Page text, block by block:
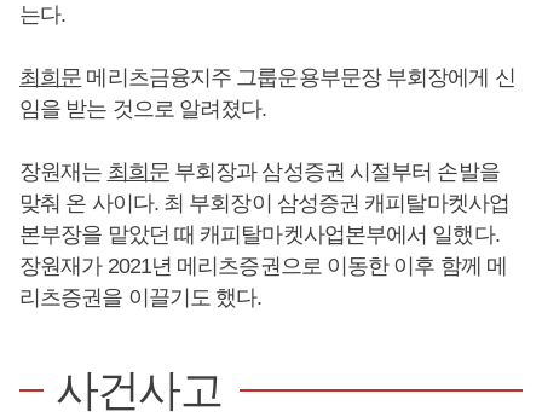
는다.
최희문 메리츠금융지주 그룹운용부문장 부회장에게 신
임을 받는 것으로 알려졌다.
장원재는 최희문부회장과 삼성증권 시절부터 손발을
맞춰 온 사이다. 최 부회장이 삼성증권 캐피탈마켓사업
본부장을 맡았던 때 캐피탈마켓사업본부에서 일했다.
장원재가 2021년 메리츠증권으로 이동한 이후 함께 메
리츠증권을 이끌기도 했다.
사건사고